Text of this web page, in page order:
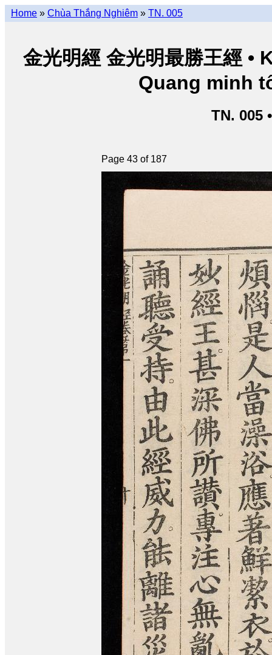
Home » Chùa Thắng Nghiêm » TN. 005
金光明經 金光明最勝王經
Quang minh
TN. 005
Page 43 of 187